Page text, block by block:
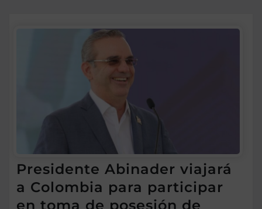
Presidente Abinader viajará
a Colombia para participar
en toma de posesión de